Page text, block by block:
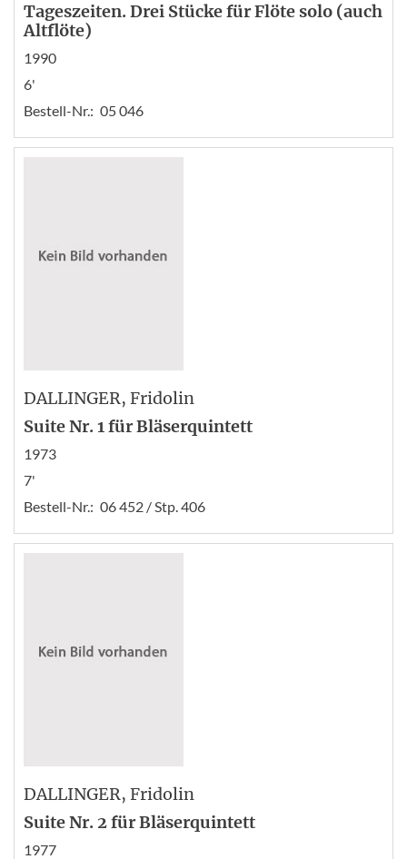
Tageszeiten. Drei Stücke für Flöte solo (auch
Altflöte)
1990
6'
Bestell-Nr.: 05 046
DALLINGER, Fridolin
Suite Nr. 1 für Bläserquintett
1973
7'
Bestell-Nr.: 06 452 / Stp. 406
DALLINGER, Fridolin
Suite Nr. 2 für Bläserquintett
1977